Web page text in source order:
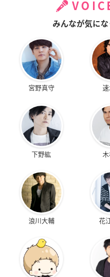
みんなが気に
宮野真守
下野紘
浪川大輔 花